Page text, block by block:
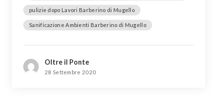
pulizie dopo Lavori Barberino di Mugello
Sanificazione Ambienti Barberino di Mugello
Oltre il Ponte
28 Settembre 2020